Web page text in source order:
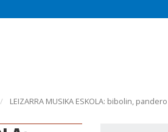
LEIZARRA MUSIKA ESKOLA: bibolin,